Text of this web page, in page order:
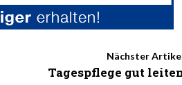
Nächster
Tagespflege gut